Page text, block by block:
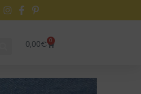
0,00€ 0